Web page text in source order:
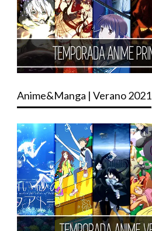
Anime&Manga | Verano 2021